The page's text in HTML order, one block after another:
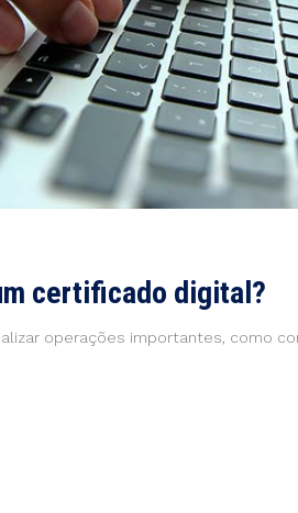
certificado digital?
operações importantes, como